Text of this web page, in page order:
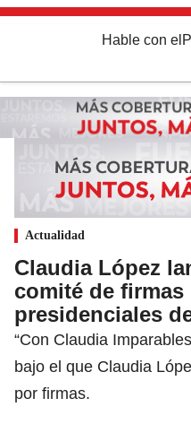
Hable con el
Actualidad
Claudia López
comité de firmas
presidenciales
“Con Claudia
bajo el que Claudia
por firmas.